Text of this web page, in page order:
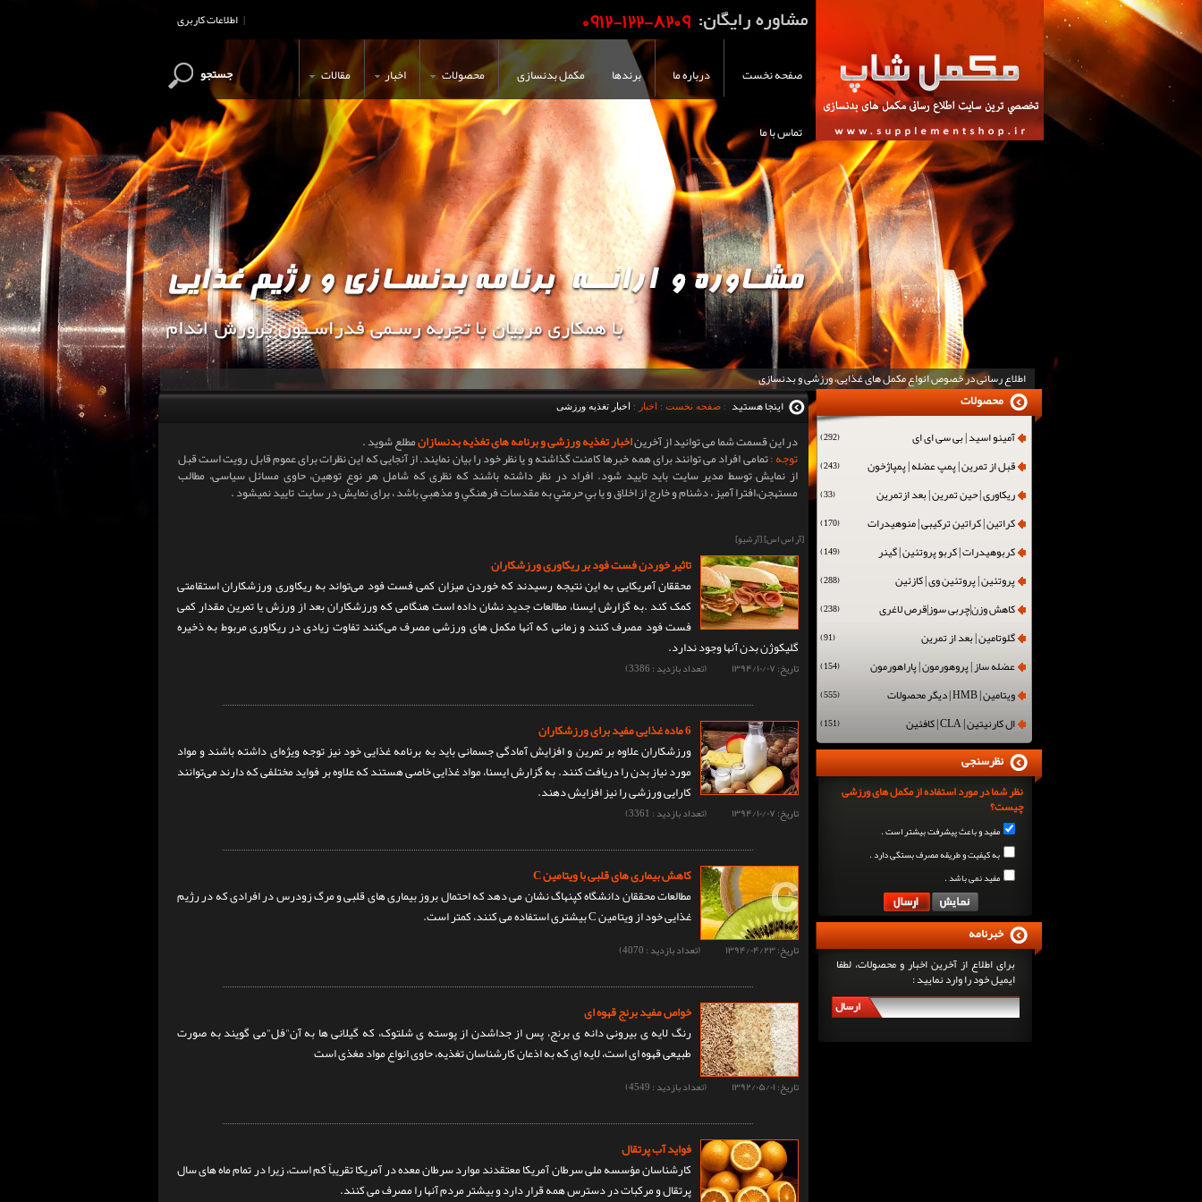
اطلاعات کاربری |
صفحه نخست درباره ما برندها مکمل بدنسازی محصولات اخبار مقالات
تماس با ما
جستجو
اطلاع رسانی در خصوص انواع مکمل های غذایی، ورزشی و بدنسازی
این وب سایت جهت اطلاع رسانی و
اینجا هستید
: صفحه نخست : اخبار : اخبار تغذیه ورزشی
در این قسمت شما می توانید از آخریناخبار تغذیه ورزشی و برنامه های تغذیه بدنسازانمطلع شوید .
توجه :تمامی افراد می توانند برای همه خبرها کامنت گذاشته و یا نظر خود را بیان نمایند. از آنجایی که این نظرات برای عموم قابل رویت است قبل
از نمایش توسط مدیر سایت باید تایید شود. افراد در نظر داشته باشند که نظری که شامل هر نوع توهین، حاوی مسائل سیاسی، مطالب
مستهجن،افترا آميز ، دشنام و خارج از اخلاق و يا بي حرمتي به مقدسات فرهنگي و مذهبي باشد ، برای نمایش در سایت تایید نمیشود .
[آر اس اس][آرشیو]
تاثیر خوردن فست فود بر ریکاوری ورزشکاران
محققان آمریکایی به این نتیجه‌ رسیدند که خوردن میزان کمی فست فود می‌تواند به ریکاوری ورزشکاران استقامتی
کمک کند .به گزارش ایسنا، مطالعات جدید نشان داده است هنگامی که ورزشکاران بعد از ورزش یا تمرین مقدار کمی
فست فود مصرف کنند و زمانی که آنها مکمل های ورزشی مصرف می‌کنند تفاوت زیادی در ریکاوری مربوط به ذخیره
گلیکوژن بدن آنها وجود ندارد.
تاریخ:۱۳۹۴/۱۰/۰۷ (تعداد بازدید : 3386)
6 ماده غذایی مفید برای ورزشکاران
ورزشکاران علاوه بر تمرین و افزایش آمادگی جسمانی باید به برنامه غذایی خود نیز توجه ویژه‌ای داشته باشند و مواد
مورد نیاز بدن را دریافت کنند. به گزارش ایسنا، مواد غذایی خاصی هستند که علاوه بر فواید مختلفی که دارند می‌توانند
کارایی ورزشی را نیز افزایش دهند.
تاریخ:۱۳۹۴/۱۰/۰۷ (تعداد بازدید : 3361)
کاهش بیماری های قلبی با ویتامین C
مطالعات محققان دانشگاه کپنهاگ نشان می دهد که احتمال بروز بیماری های قلبی و مرگ زودرس در افرادی که در رژیم
غذایی خود از ویتامین C بیشتری استفاده می کنند، کمتر است.
تاریخ:۱۳۹۴/۰۴/۲۳ (تعداد بازدید : 4070)
خواص مفید برنج قهوه ای
رنگ لایه ی بیرونی دانه ی برنج، پس از جداشدن از پوسته ی شلتوک، که گیلانی ها به آن"فل"می گویند به صورت
طبیعی قهوه ای است، لایه ای که به اذعان کارشناسان تغذیه، حاوی انواع مواد مغذی است
تاریخ:۱۳۹۲/۰۵/۰۱ (تعداد بازدید : 4549)
فواید آب پرتقال
کارشناسان مؤسسه ملی سرطان آمریکا معتقدند موارد سرطان معده در آمریکا تقریباً کم است، زیرا در تمام ماه های سال
پرتقال و مرکبات در دسترس همه قرار دارد و بیشتر مردم آنها را مصرف می کنند.
آمینو اسید | بی سی ای ای (292)
قبل از تمرین | پمپ عضله | پمپاژخون (243)
ریکاوری | حین تمرین | بعد ازتمرین (33)
کراتین | کراتین ترکیبی | منوهیدرات (170)
کربوهیدرات | کربو پروتئین | گینر (149)
پروتئین | پروتئین وی | کازئین (288)
کاهش وزن|چربی سوز|قرص لاغری (238)
گلوتامین | بعد از تمرین (91)
عضله ساز | پروهورمون | پاراهورمون (154)
ویتامین | HMB | دیگر محصولات (555)
ال کارنیتین | CLA | کافئین (151)
محصولات
نظر شما در مورد استفاده از مکمل های ورزشی
چیست؟
مفید و باعث پیشرفت بیشتر است .
به کیفیت و طریقه مصرف بستگی دارد .
مفید نمی باشد .
نظرسنجی
برای اطلاع از آخرین اخبار و محصولات، لطفا
ایمیل خود را وارد نمایید :
ارسال
خبرنامه